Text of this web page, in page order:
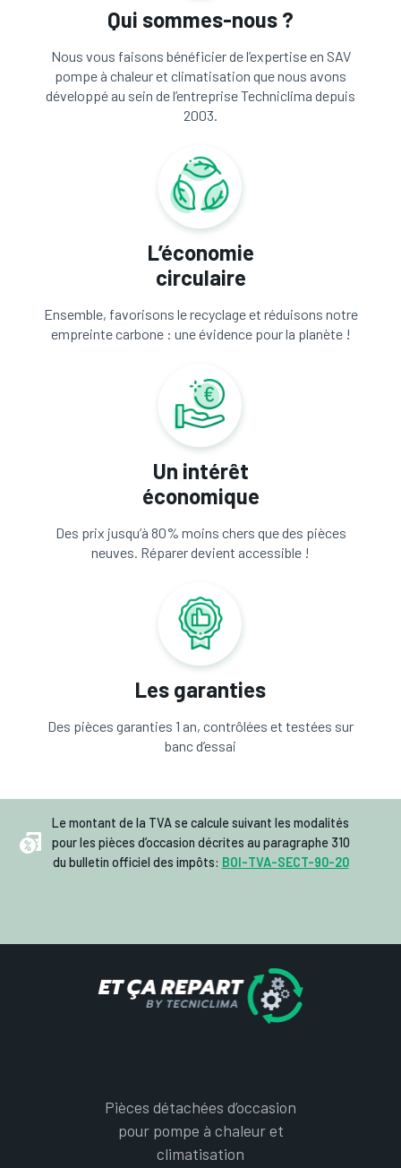
Qui sommes-nous ?
Nous vous faisons bénéficier de l’expertise en SAV
pompe à chaleur et climatisation que nous avons
développé au sein de l’entreprise Techniclima depuis
2003.
L’économie
circulaire
Ensemble, favorisons le recyclage et réduisons notre
empreinte carbone : une évidence pour la planète !
Un intérêt
économique
Des prix jusqu’à 80% moins chers que des pièces
neuves. Réparer devient accessible !
Les garanties
Des pièces garanties 1 an, contrôlées et testées sur
banc d’essai
Le montant de la TVA se calcule suivant les modalités
pour les pièces d’occasion décrites au paragraphe 310
du bulletin officiel des impôts: BOI-TVA-SECT-90-20
Pièces détachées d’occasion
pour pompe à chaleur et
climatisation